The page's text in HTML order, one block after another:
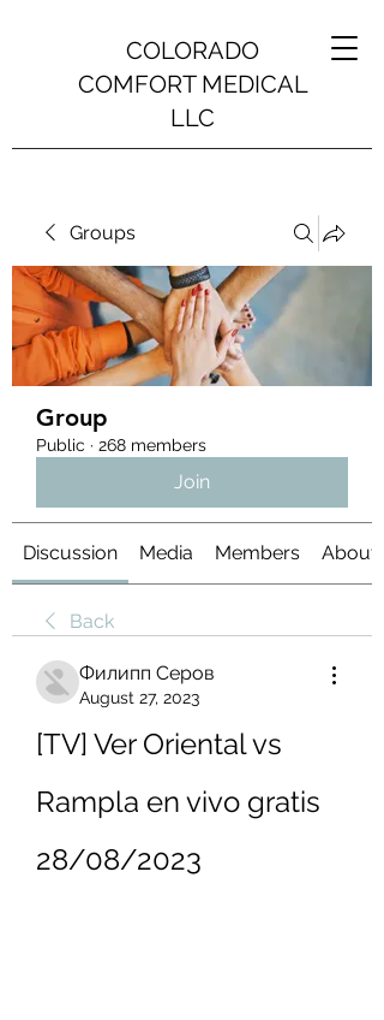
COLORADO
COMFORT MEDICAL
LLC
Groups
Group
Public · 268 members
Join
Discussion Media Members About
Back
Филипп Серов
August 27, 2023
[TV] Ver Oriental vs
Rampla en vivo gratis
28/08/2023